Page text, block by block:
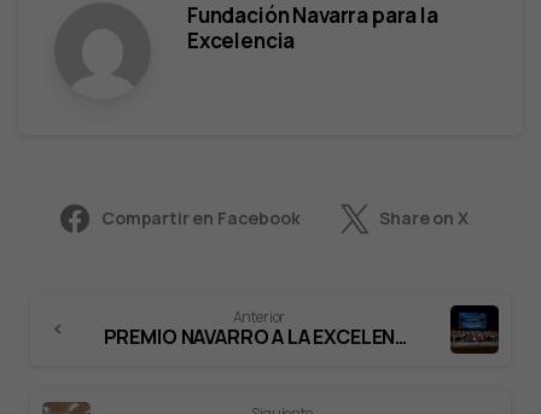
Fundación Navarra para la
Excelencia
Compartir en Facebook Share on X
Anterior
PREMIO NAVARRO A LA EXCELENCIA 2018